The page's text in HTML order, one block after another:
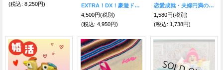
(税込: 8,250円)
EXTRA！DX！豪遊ドリームキャリーエケコ人形用小物
4,500円(税別)
(税込: 4,950円)
恋愛成就・夫婦円満のためのアンデスラブribbon【エケコ人形用小物】
1,580円(税別)
(税込: 1,738円)